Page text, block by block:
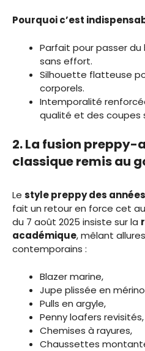
Pourquoi c’est
Parfait pour passer
sans effort.
Silhouette flatteuse
corporels.
Intemporalité
qualité et des coupes
2. La fusion preppy-
classique remis au
Le style preppy des
fait un retour en force cet
du 7 août 2025 insiste sur la
académique, mêlant
contemporains :
Blazer marine,
Jupe plissée en
Pulls en argyle,
Penny loafers revisités,
Chemises à rayures,
Chaussettes